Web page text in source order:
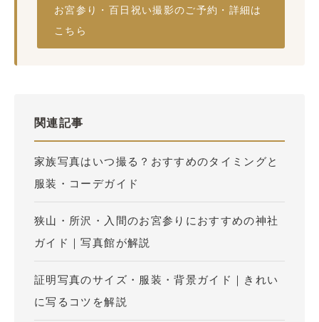
お宮参り・百日祝い撮影のご予約・詳細は
こちら
関連記事
家族写真はいつ撮る？おすすめのタイミングと
服装・コーデガイド
狭山・所沢・入間のお宮参りにおすすめの神社
ガイド｜写真館が解説
証明写真のサイズ・服装・背景ガイド｜きれい
に写るコツを解説